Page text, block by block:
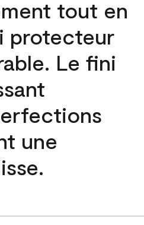
tout en
protecteur
Le fini
une